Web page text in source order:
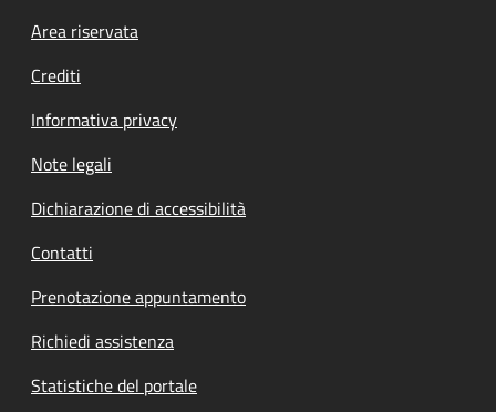
Footer menu
Area riservata
Crediti
Informativa privacy
Note legali
Dichiarazione di accessibilità
Contatti
Prenotazione appuntamento
Richiedi assistenza
Statistiche del portale